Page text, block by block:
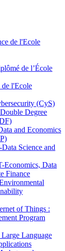
de l'Ecole
de l’École
l'Ecole
(CyS)
Degree
and Economics
Science and
Data
Finance
of Things :
Program
Language